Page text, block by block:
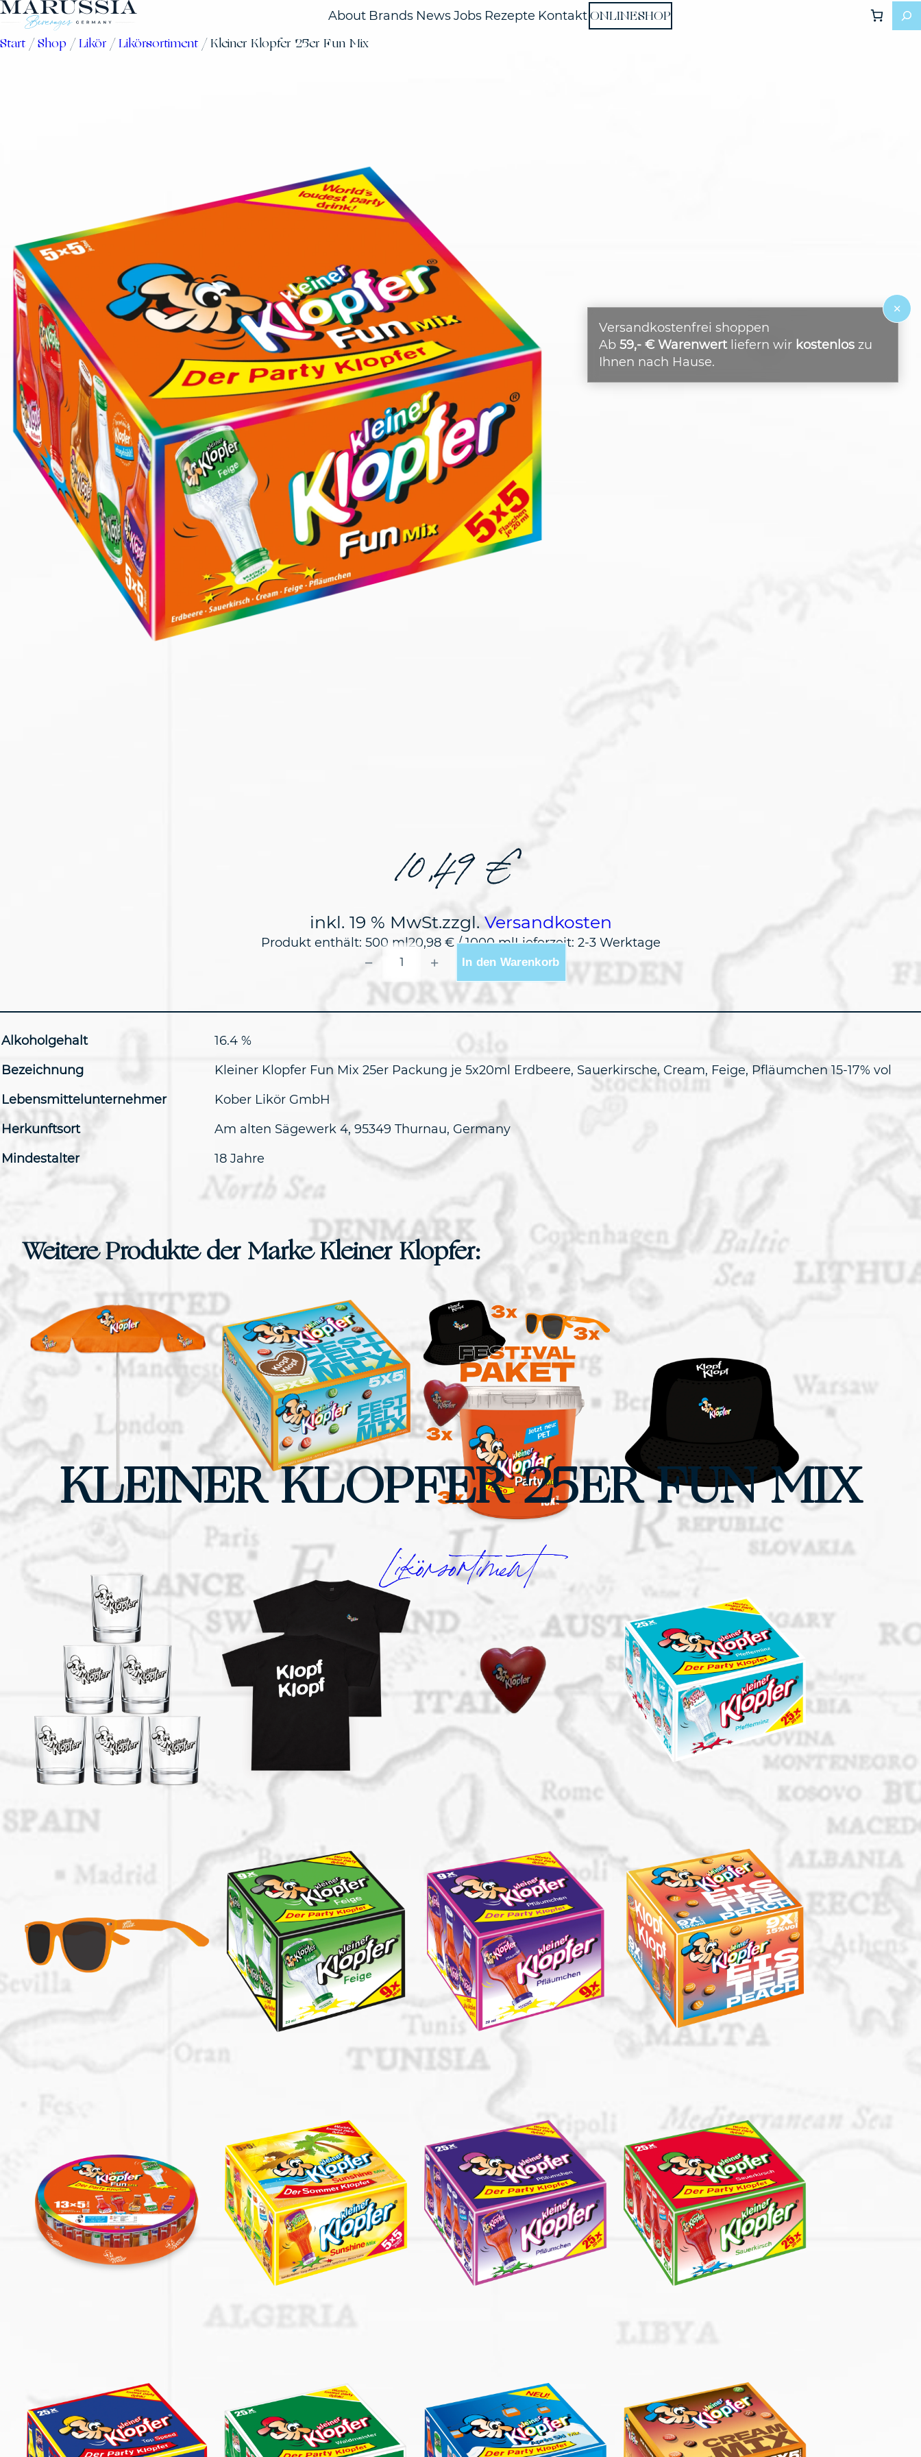
Versandkostenfrei shoppen
Ab59,- € Warenwertliefern wir kostenlos zu
Ihnen nach Hause.
×
Zum
Inhalt
springen
About Brands News Jobs Rezepte Kontakt ONLINESHOP
Start/Shop /Likör /Likörsortiment/ Kleiner Klopfer 25er Fun Mix
KLEINER KLOPFER 25ER FUN MIX
Likörsortiment
10,49€
inkl. 19 % MwSt.zzgl. Versandkosten
Produkt enthält: 500 ml20,98 €/1000 mlLieferzeit: 2-3 Werktage
KLEINER
KLOPFER
MIX
− + In den Warenkorb
Alkoholgehalt 16.4 %
Bezeichnung Kleiner Klopfer Fun Mix 25er Packung je 5x20ml Erdbeere, Sauerkirsche, Cream, Feige, Pfläumchen 15-17% vol
Lebensmittelunternehmer Kober Likör GmbH
Herkunftsort Am alten Sägewerk 4, 95349 Thurnau, Germany
Mindestalter 18 Jahre
Weitere Produkte der Marke Kleiner Klopfer: